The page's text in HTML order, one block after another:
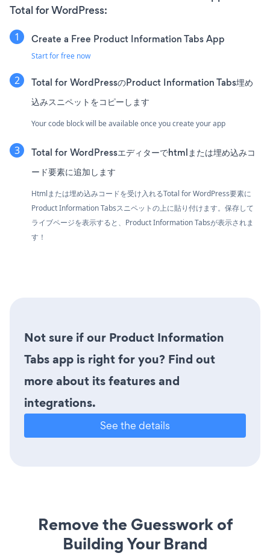
Total for WordPress:
Create a Free Product Information Tabs App
Start for free now
Total for WordPressのProduct Information Tabs埋め
込みスニペットをコピーします
Your code block will be available once you create your app
Total for WordPressエディターでhtmlまたは埋め込みコ
ード要素に追加します
Htmlまたは埋め込みコードを受け入れるTotal for WordPress要素に
Product Information Tabsスニペットの上に貼り付けます。保存して
ライブページを表示すると、Product Information Tabsが表示されま
す！
Not sure if our Product Information
Tabs app is right for you? Find out
more about its features and
integrations.
See the details
Remove the Guesswork of
Building Your Brand